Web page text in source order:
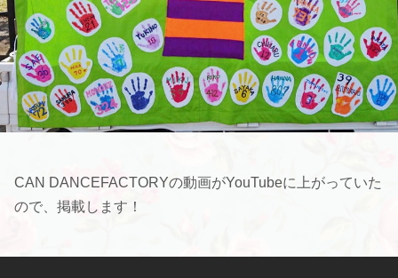
CAN DANCEFACTORYの動画がYouTubeに上がっていた
ので、掲載します！